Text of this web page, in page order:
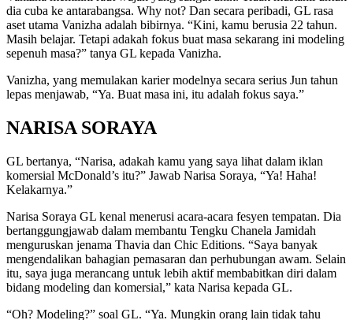
dia cuba ke antarabangsa. Why not? Dan secara peribadi, GL rasa
aset utama Vanizha adalah bibirnya. “Kini, kamu berusia 22 tahun.
Masih belajar. Tetapi adakah fokus buat masa sekarang ini modeling
sepenuh masa?” tanya GL kepada Vanizha.
Vanizha, yang memulakan karier modelnya secara serius Jun tahun
lepas menjawab, “Ya. Buat masa ini, itu adalah fokus saya.”
NARISA SORAYA
GL bertanya, “Narisa, adakah kamu yang saya lihat dalam iklan
komersial McDonald’s itu?” Jawab Narisa Soraya, “Ya! Haha!
Kelakarnya.”
Narisa Soraya GL kenal menerusi acara-acara fesyen tempatan. Dia
bertanggungjawab dalam membantu Tengku Chanela Jamidah
menguruskan jenama Thavia dan Chic Editions. “Saya banyak
mengendalikan bahagian pemasaran dan perhubungan awam. Selain
itu, saya juga merancang untuk lebih aktif membabitkan diri dalam
bidang modeling dan komersial,” kata Narisa kepada GL.
“Oh? Modeling?” soal GL. “Ya. Mungkin orang lain tidak tahu